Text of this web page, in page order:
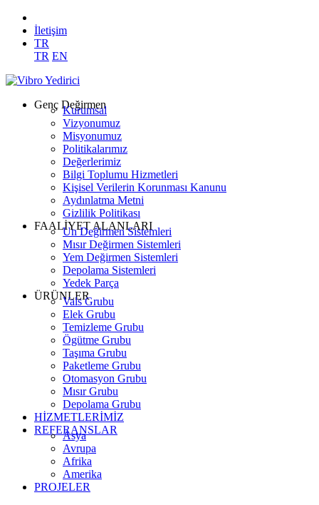
İletişim
TR
TR EN
Genç Değirmen
Kurumsal
Vizyonumuz
Misyonumuz
Politikalarımız
Değerlerimiz
Bilgi Toplumu Hizmetleri
Kişisel Verilerin Korunması Kanunu
Aydınlatma Metni
Gizlilik Politikası
FAALİYET ALANLARI
Un Değirmen Sistemleri
Mısır Değirmen Sistemleri
Yem Değirmen Sistemleri
Depolama Sistemleri
Yedek Parça
ÜRÜNLER
Vals Grubu
Elek Grubu
Temizleme Grubu
Ögütme Grubu
Taşıma Grubu
Paketleme Grubu
Otomasyon Grubu
Mısır Grubu
Depolama Grubu
HİZMETLERİMİZ
REFERANSLAR
Asya
Avrupa
Afrika
Amerika
PROJELER